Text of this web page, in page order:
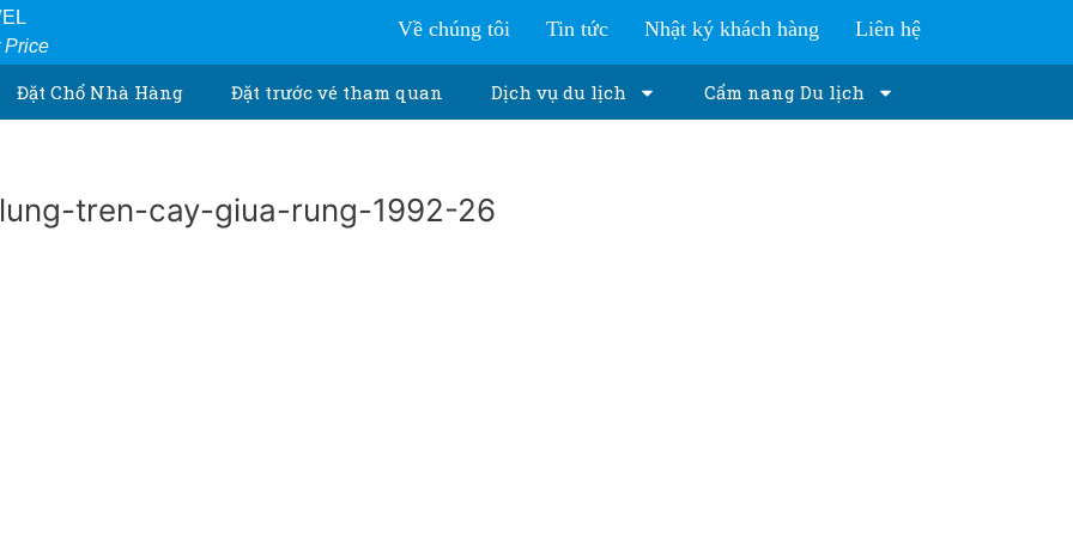
Price
Về chúng tôi Tin tức Nhật ký khách hàng Liên hệ
Đặt Chổ Nhà Hàng Đặt trước vé tham quan Dịch vụ du lịch Cẩm nang Du lịch
tren-cay-giua-rung-1992-26